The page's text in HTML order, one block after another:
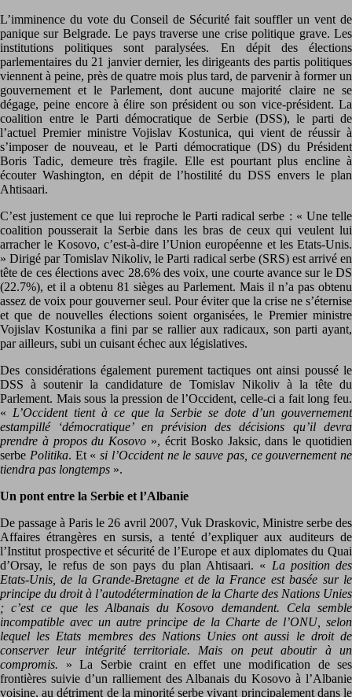
L’imminence du vote du Conseil de Sécurité fait souffler un vent de
panique sur Belgrade. Le pays traverse une crise politique grave. Les
institutions politiques sont paralysées. En dépit des élections
parlementaires du 21 janvier dernier, les dirigeants des partis politiques
viennent à peine, près de quatre mois plus tard, de parvenir à former un
gouvernement et le Parlement, dont aucune majorité claire ne se
dégage, peine encore à élire son président ou son vice-président. La
coalition entre le Parti démocratique de Serbie (DSS), le parti de
l’actuel Premier ministre Vojislav Kostunica, qui vient de réussir à
s’imposer de nouveau, et le Parti démocratique (DS) du Président
Boris Tadic, demeure très fragile. Elle est pourtant plus encline à
écouter Washington, en dépit de l’hostilité du DSS envers le plan
Ahtisaari.
C’est justement ce que lui reproche le Parti radical serbe : « Une telle
coalition pousserait la Serbie dans les bras de ceux qui veulent lui
arracher le Kosovo, c’est-à-dire l’Union européenne et les Etats-Unis.
» Dirigé par Tomislav Nikoliv, le Parti radical serbe (SRS) est arrivé en
tête de ces élections avec 28.6% des voix, une courte avance sur le DS
(22.7%), et il a obtenu 81 sièges au Parlement. Mais il n’a pas obtenu
assez de voix pour gouverner seul. Pour éviter que la crise ne s’éternise
et que de nouvelles élections soient organisées, le Premier ministre
Vojislav Kostunika a fini par se rallier aux radicaux, son parti ayant,
par ailleurs, subi un cuisant échec aux législatives.
Des considérations également purement tactiques ont ainsi poussé le
DSS à soutenir la candidature de Tomislav Nikoliv à la tête du
Parlement. Mais sous la pression de l’Occident, celle-ci a fait long feu.
« L’Occident tient à ce que la Serbie se dote d’un gouvernement
estampillé ‘démocratique’ en prévision des décisions qu’il devra
prendre à propos du Kosovo », écrit Bosko Jaksic, dans le quotidien
serbe Politika. Et « si l’Occident ne le sauve pas, ce gouvernement ne
tiendra pas longtemps ».
Un pont entre la Serbie et l’Albanie
De passage à Paris le 26 avril 2007, Vuk Draskovic, Ministre serbe des
Affaires étrangères en sursis, a tenté d’expliquer aux auditeurs de
l’Institut prospective et sécurité de l’Europe et aux diplomates du Quai
d’Orsay, le refus de son pays du plan Ahtisaari. « La position des
Etats-Unis, de la Grande-Bretagne et de la France est basée sur le
principe du droit à l’autodétermination de la Charte des Nations Unies
; c’est ce que les Albanais du Kosovo demandent. Cela semble
incompatible avec un autre principe de la Charte de l’ONU, selon
lequel les Etats membres des Nations Unies ont aussi le droit de
conserver leur intégrité territoriale. Mais on peut aboutir à un
compromis. » La Serbie craint en effet une modification de ses
frontières suivie d’un ralliement des Albanais du Kosovo à l’Albanie
voisine, au détriment de la minorité serbe vivant principalement dans le